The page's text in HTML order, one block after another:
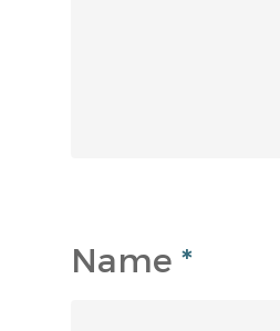
Name *